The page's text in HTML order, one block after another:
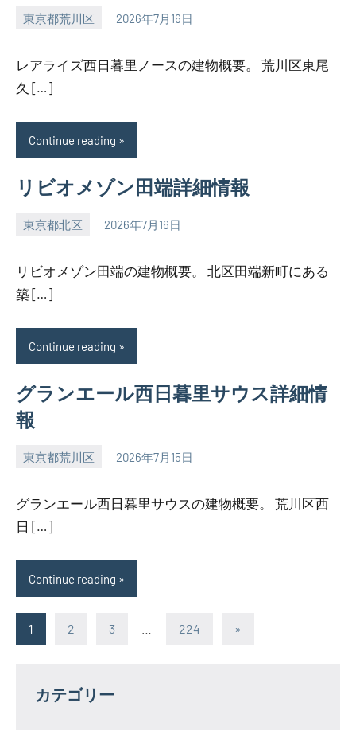
東京都荒川区 2026年7月16日
SEZIMO
レアライズ西日暮里ノースの建物概要。 荒川区東尾
久 […]
Continue reading
リビオメゾン田端詳細情報
東京都北区 2026年7月16日
SEZIMO
リビオメゾン田端の建物概要。 北区田端新町にある
築 […]
Continue reading
グランエール西日暮里サウス詳細情
報
東京都荒川区 2026年7月15日
SEZIMO
グランエール西日暮里サウスの建物概要。 荒川区西
日 […]
Continue reading
投
の
1 2 3 224
Next
»
カテゴリー